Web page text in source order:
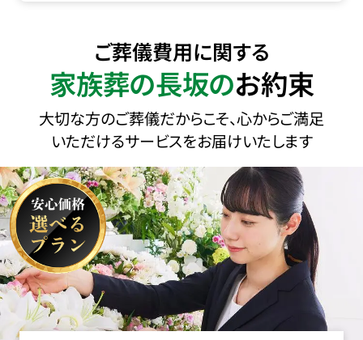
ご葬儀費用に関する
家族葬の長坂のお約束
大切な方のご葬儀だからこそ、心からご満足
いただけるサービスをお届けいたします